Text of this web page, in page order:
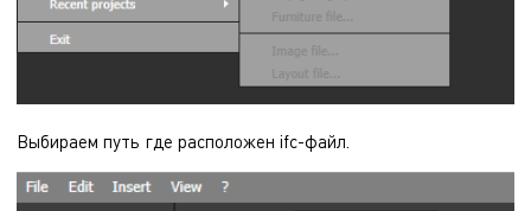
Выбираем путь где расположен ifc-файл.